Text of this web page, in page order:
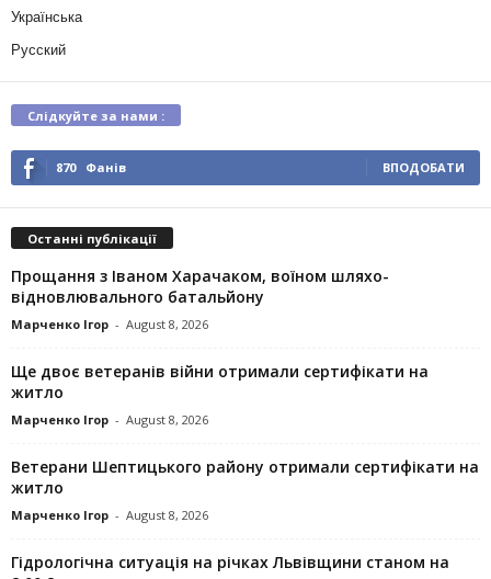
Українська
Русский
Слідкуйте за нами :
870 Фанів ВПОДОБАТИ
Останні публікації
Прощання з Іваном Харачаком, воїном шляхо-
відновлювального батальйону
Марченко Ігор - August 8, 2026
Ще двоє ветеранів війни отримали сертифікати на
житло
Марченко Ігор - August 8, 2026
Ветерани Шептицького району отримали сертифікати на
житло
Марченко Ігор - August 8, 2026
Гідрологічна ситуація на річках Львівщини станом на